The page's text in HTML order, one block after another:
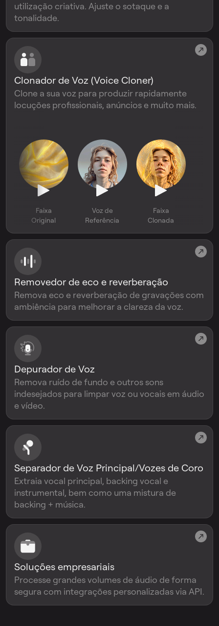
Depurador de Voz
Remova ruído de fundo e outros sons
indesejados para limpar voz ou vocais em áudio
e vídeo.
utilização criativa. Ajuste o sotaque e a
tonalidade.
Soluções empresariais
Processe grandes volumes de áudio de forma
segura com integrações personalizadas via API.
Clonador de Voz (Voice Cloner)
Clone a sua voz para produzir rapidamente
locuções profissionais, anúncios e muito mais.
Faixa
Original
Voz de
Referência
Faixa
Clonada
Removedor de eco e reverberação
Remova eco e reverberação de gravações com
ambiência para melhorar a clareza da voz.
Separador de Voz Principal/Vozes de Coro
Extraia vocal principal, backing vocal e
instrumental, bem como uma mistura de
backing + música.